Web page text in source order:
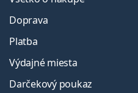
Doprava
Platba
Výdajné miesta
Darčekový poukaz